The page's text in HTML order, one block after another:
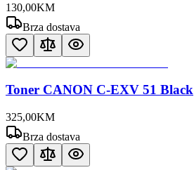
130,00KM
Brza dostava
Toner CANON C-EXV 51 Black
325,00KM
Brza dostava